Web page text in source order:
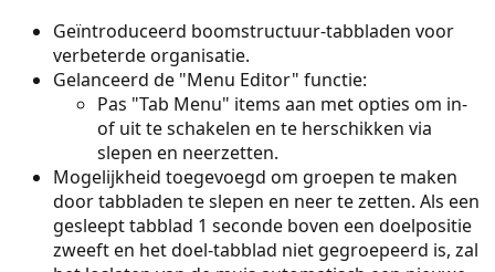
Geïntroduceerd boomstructuur-tabbladen voor
verbeterde organisatie.
Gelanceerd de "Menu Editor" functie:
Pas "Tab Menu" items aan met opties om in-
of uit te schakelen en te herschikken via
slepen en neerzetten.
Mogelijkheid toegevoegd om groepen te maken
door tabbladen te slepen en neer te zetten. Als een
gesleept tabblad 1 seconde boven een doelpositie
zweeft en het doel-tabblad niet gegroepeerd is, zal